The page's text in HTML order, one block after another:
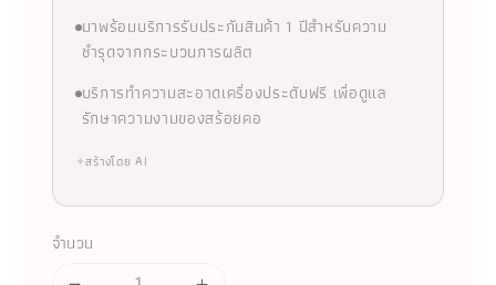
มาพร้อมบริการรับประกันสินค้า 1 ปีสำหรับความ
ชำรุดจากกระบวนการผลิต
บริการทำความสะอาดเครื่องประดับฟรี เพื่อดูแล
รักษาความงามของสร้อยคอ
✦สร้างโดย AI
จำนวน